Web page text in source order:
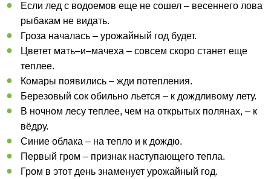
Если лед с водоемов еще не сошел – весеннего лова
рыбакам не видать.
Гроза началась – урожайный год будет.
Цветет мать–и–мачеха – совсем скоро станет еще
теплее.
Комары появились – жди потепления.
Березовый сок обильно льется – к дождливому лету.
В ночном лесу теплее, чем на открытых полянах, – к
вёдру.
Синие облака – на тепло и к дождю.
Первый гром – признак наступающего тепла.
Гром в этот день знаменует урожайный год.